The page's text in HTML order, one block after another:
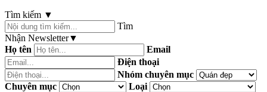
Tìm kiếm ▼
Tìm
Nhận Newsletter▼
Họ tên
Email
Điện thoại
Nhóm chuyên mục
Chuyên mục
Loại